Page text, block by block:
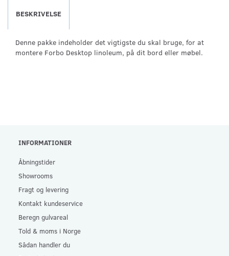
BESKRIVELSE
Denne pakke indeholder det vigtigste du skal bruge, for at
montere Forbo Desktop linoleum, på dit bord eller møbel.
INFORMATIONER
Åbningstider
Showrooms
Fragt og levering
Kontakt kundeservice
Beregn gulvareal
Told & moms i Norge
Sådan handler du